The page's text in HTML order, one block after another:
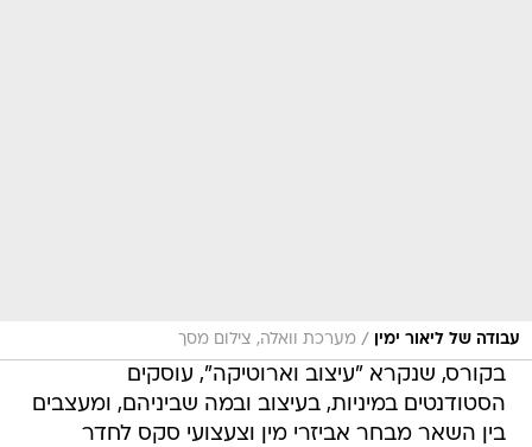
עבודה של ליאור ימין / מערכת וואלה, צילום מסך
בקורס, שנקרא "עיצוב וארוטיקה", עוסקים
הסטודנטים במיניות, בעיצוב ובמה שביניהם, ומעצבים
בין השאר מבחר אביזרי מין וצעצועי סקס לחדר